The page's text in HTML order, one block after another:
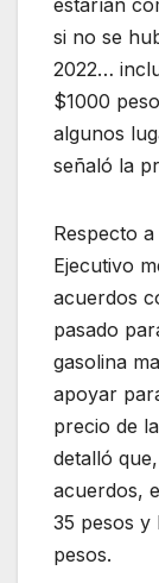
si no se
2022…
$1000
algunos
señaló la
Respecto
Ejecutivo
acuerdos
pasado
gasolina
apoyar
precio de
detalló
acuerdos,
35 pesos y
pesos.